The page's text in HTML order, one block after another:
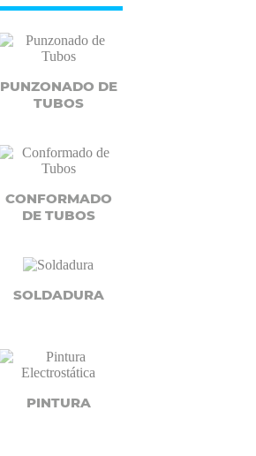
PUNZONADO DE
TUBOS
CONFORMADO
DE TUBOS
SOLDADURA
PINTURA